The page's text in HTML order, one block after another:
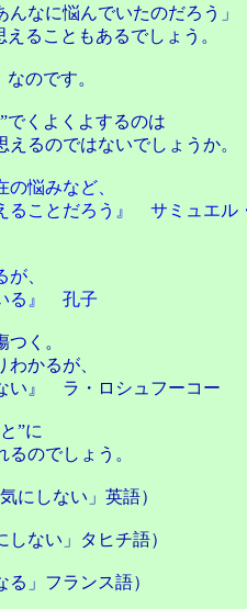
なに悩んでいたのだろう」
えることもあるでしょう。
のです。
でくよくよするのは
るのではないでしょうか。
悩みなど、
ることだろう』 サミュエル
、
る』 孔子
く。
かるが、
』 ラ・ロシュフーコー
”に
のでしょう。
にしない」英語）
ない」タヒチ語）
る」フランス語）